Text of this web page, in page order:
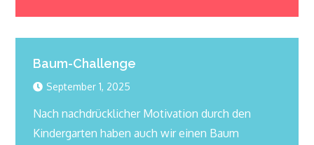
Baum-Challenge
September 1, 2025
Nach nachdrücklicher Motivation durch den
Kindergarten haben auch wir einen Baum